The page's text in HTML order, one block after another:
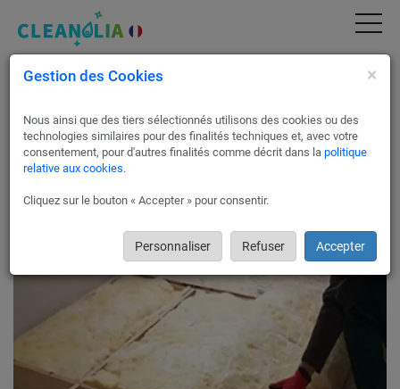
Travaux d'isolation extérieure et intérieure
Le CEE (dispositif des Certificats d’Economies d’Energie) vous
offre la possibilité d’isoler votre logement pour effectuer de
précieuses économies d’énergie.
également cumulable avec le crédit d’impôt pour la transition
Gestion des Cookies ×
Nous ainsi que des tiers sélectionnés utilisons des cookies ou des
technologies similaires pour des finalités techniques et, avec votre
consentement, pour d'autres finalités comme décrit dans la politique
relative aux cookies.
Cliquez sur le bouton « Accepter » pour consentir.
Personnaliser Refuser Accepter